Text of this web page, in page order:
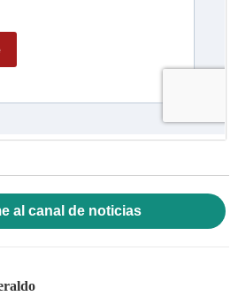
al canal de noticias